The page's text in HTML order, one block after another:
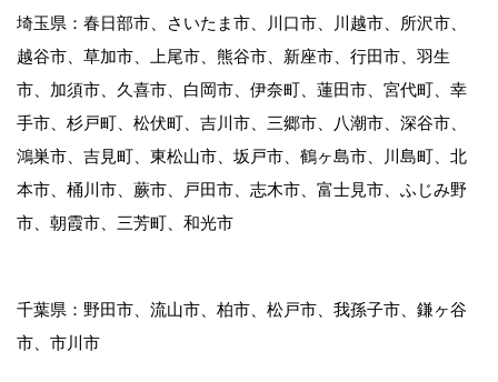
埼玉県：春日部市、さいたま市、川口市、川越市、所沢市、
越谷市、草加市、上尾市、熊谷市、新座市、行田市、羽生
市、加須市、久喜市、白岡市、伊奈町、蓮田市、宮代町、幸
手市、杉戸町、松伏町、吉川市、三郷市、八潮市、深谷市、
鴻巣市、吉見町、東松山市、坂戸市、鶴ヶ島市、川島町、北
本市、桶川市、蕨市、戸田市、志木市、富士見市、ふじみ野
市、朝霞市、三芳町、和光市
千葉県：野田市、流山市、柏市、松戸市、我孫子市、鎌ヶ谷
市、市川市